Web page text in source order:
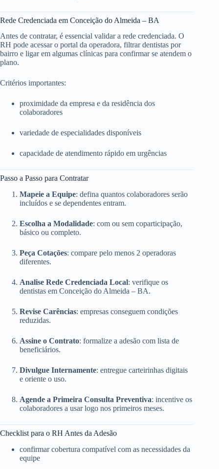
Rede Credenciada em Conceição do Almeida – BA
Antes de contratar, é essencial validar a rede credenciada. O
RH pode acessar o portal da operadora, filtrar dentistas por
bairro e ligar em algumas clínicas para confirmar se atendem o
plano.
Critérios importantes:
proximidade da empresa e da residência dos
colaboradores
variedade de especialidades disponíveis
capacidade de atendimento rápido em urgências
Passo a Passo para Contratar
Mapeie a Equipe: defina quantos colaboradores serão
incluídos e se dependentes entram.
Escolha a Modalidade: com ou sem coparticipação,
básico ou completo.
Peça Cotações: compare pelo menos 2 operadoras
diferentes.
Analise Rede Credenciada Local: verifique os
dentistas em Conceição do Almeida – BA.
Revise Carências: empresas conseguem condições
reduzidas.
Assine o Contrato: formalize a adesão com lista de
beneficiários.
Divulgue Internamente: entregue carteirinhas digitais
e oriente o uso.
Agende a Primeira Consulta Preventiva: incentive os
colaboradores a usar logo nos primeiros meses.
Checklist para o RH Antes da Adesão
confirmar cobertura compatível com as necessidades da
equipe